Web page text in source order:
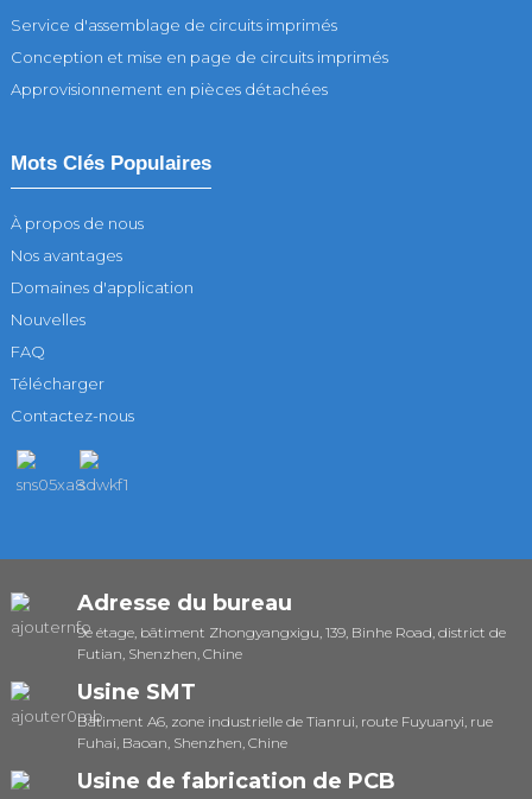
Service d'assemblage de circuits imprimés
Conception et mise en page de circuits imprimés
Approvisionnement en pièces détachées
Mots Clés Populaires
À propos de nous
Nos avantages
Domaines d'application
Nouvelles
FAQ
Télécharger
Contactez-nous
Adresse du bureau
9e étage, bâtiment Zhongyangxigu, 139, Binhe Road, district de
Futian, Shenzhen, Chine
Usine SMT
Bâtiment A6, zone industrielle de Tianrui, route Fuyuanyi, rue
Fuhai, Baoan, Shenzhen, Chine
Usine de fabrication de PCB